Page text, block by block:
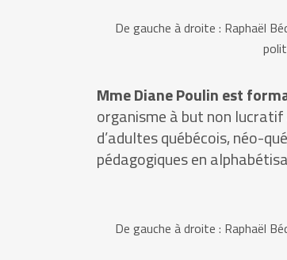
De gauche à droite : Raphaël
Mme Diane Poulin est
organisme à but non
d’adultes québécois, néo-
pédagogiques en
De gauche à droite : Raphaël